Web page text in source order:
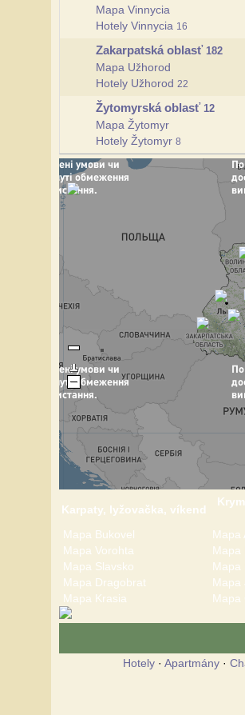
Mapa Vinnycia
Hotely Vinnycia 16
Zakarpatská oblasť 182
Mapa Užhorod
Hotely Užhorod 22
Žytomyrská oblasť 12
Mapa Žytomyr
Hotely Žytomyr 8
Karpaty, lyžovačka, víkend
Mapa Bukovel
Mapa Vorohta
Mapa Slavsko
Mapa Dragobrat
Mapa Krasia
Mapa
Mapa
Mapa
Mapa
Mapa
Hotely · Apartmány ·